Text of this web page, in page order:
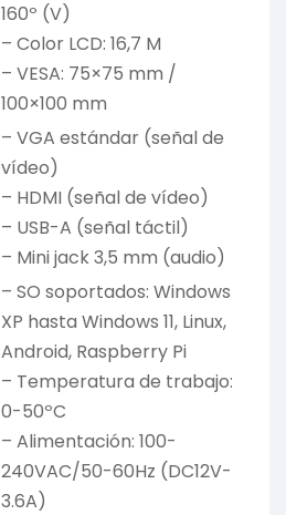
160º (V)
– Color LCD: 16,7 M
– VESA: 75×75 mm /
100×100 mm
– VGA estándar (señal de
vídeo)
– HDMI (señal de vídeo)
– USB-A (señal táctil)
– Mini jack 3,5 mm (audio)
– SO soportados: Windows
XP hasta Windows 11, Linux,
Android, Raspberry Pi
– Temperatura de trabajo:
0-50ºC
– Alimentación: 100-
240VAC/50-60Hz (DC12V-
3.6A)